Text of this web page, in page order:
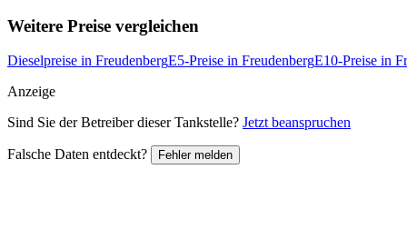
Weitere Preise vergleichen
Dieselpreise in FreudenbergE5-Preise in FreudenbergE10-Preise in
Anzeige
Sind Sie der Betreiber dieser Tankstelle? Jetzt beanspruchen
Falsche Daten entdeckt? Fehler melden